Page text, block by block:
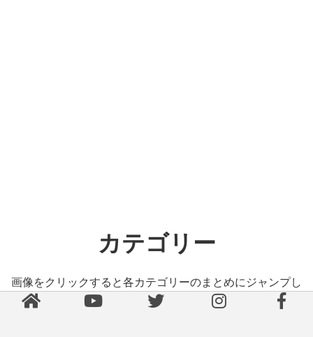
カテゴリー
画像をクリックすると各カテゴリーのまとめにジャンプし
ます。